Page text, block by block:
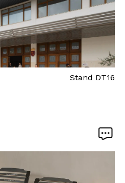
Stand DT16